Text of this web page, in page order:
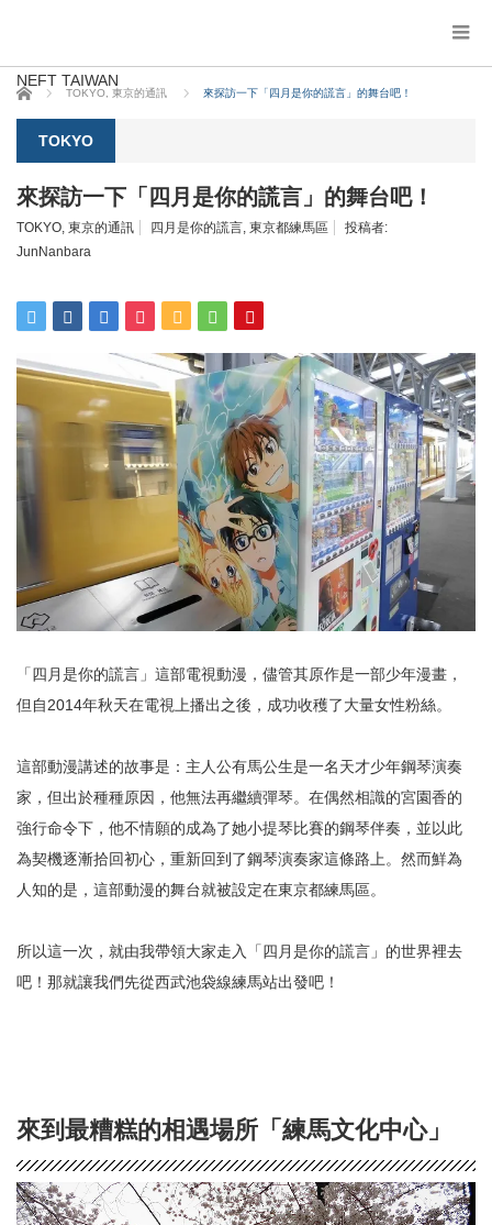
NEFT TAIWAN
ホーム TOKYO 東京的通訊 來探訪一下「四月是你的謊言」的舞台吧！
TOKYO
來探訪一下「四月是你的謊言」的舞台吧！
TOKYO, 東京的通訊 四月是你的謊言, 東京都練馬區
投稿者:
JunNanbara
「四月是你的謊言」這部電視動漫，儘管其原作是一部少年漫畫，
但自2014年秋天在電視上播出之後，成功收穫了大量女性粉絲。
這部動漫講述的故事是：主人公有馬公生是一名天才少年鋼琴演奏
家，但出於種種原因，他無法再繼續彈琴。在偶然相識的宮園香的
強行命令下，他不情願的成為了她小提琴比賽的鋼琴伴奏，並以此
為契機逐漸拾回初心，重新回到了鋼琴演奏家這條路上。然而鮮為
人知的是，這部動漫的舞台就被設定在東京都練馬區。
所以這一次，就由我帶領大家走入「四月是你的謊言」的世界裡去
吧！那就讓我們先從西武池袋線練馬站出發吧！
來到最糟糕的相遇場所「練馬文化中心」